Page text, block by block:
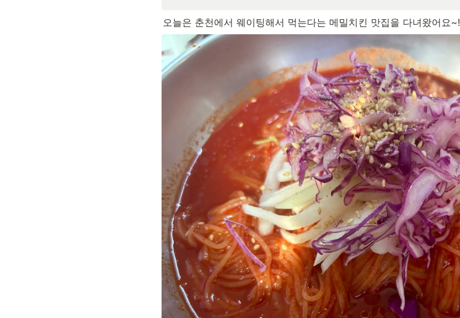
오늘은 춘천에서 웨이팅해서 먹는다는 메밀치킨 맛집을 다녀왔어요~!